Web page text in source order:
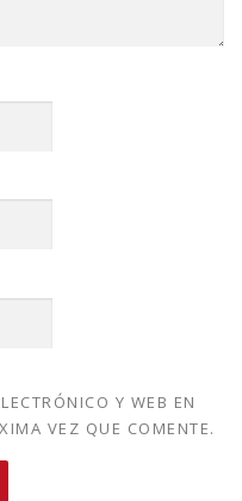
Y WEB EN
VEZ QUE COMENTE.